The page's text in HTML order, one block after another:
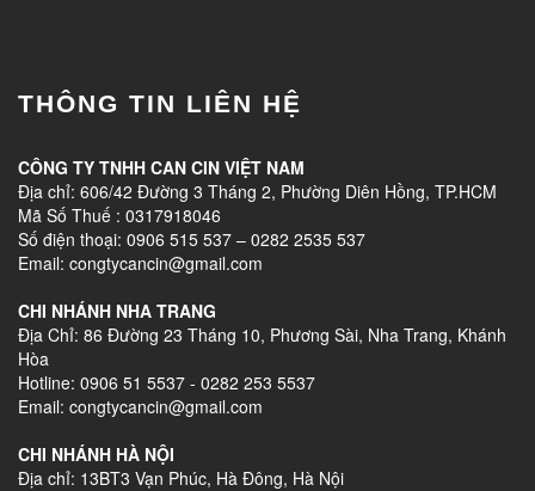
THÔNG TIN LIÊN HỆ
CÔNG TY TNHH CAN CIN VIỆT NAM
Địa chỉ: 606/42 Đường 3 Tháng 2, Phường Diên Hồng, TP.HCM
Mã Số Thuế : 0317918046
Số điện thoại: 0906 515 537 – 0282 2535 537
Email: congtycancin@gmail.com
CHI NHÁNH NHA TRANG
Địa Chỉ: 86 Đường 23 Tháng 10, Phương Sài, Nha Trang, Khánh
Hòa
Hotline: 0906 51 5537 - 0282 253 5537
Email: congtycancin@gmail.com
CHI NHÁNH HÀ NỘI
Địa chỉ: 13BT3 Vạn Phúc, Hà Đông, Hà Nội